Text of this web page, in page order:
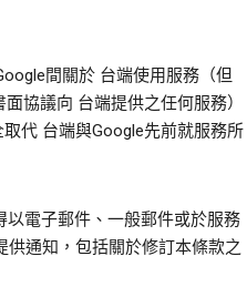
間關於 台端使用服務（但
協議向 台端提供之任何服務）
代 台端與Google先前就服務所
以電子郵件、一般郵件或於服務
供通知，包括關於修訂本條款之